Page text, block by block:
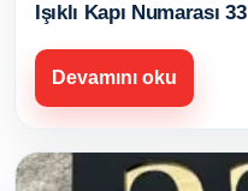
Işıklı Kapı Numarası 33
Devamını oku